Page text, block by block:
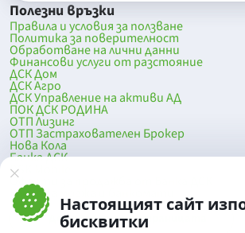
Настоящият сайт
бисквитки
Полезни връзки
Правила и условия за ползване
Политика за поверителност
Обработване на лични данни
Финансови услуги от разстояние
ДСК Дом
ДСК Агро
ДСК Управление на активи АД
ПОК ДСК РОДИНА
ОТП Лизинг
ОТП Застрахователен Брокер
Нова Кола
Банка ДСК
DSK Mobile
Оферти за продажба от Банка ДСК
Клонова мрежа и банкомати
До началото на страницата